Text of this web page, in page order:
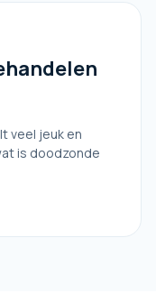
veel jeuk en
is doodzonde